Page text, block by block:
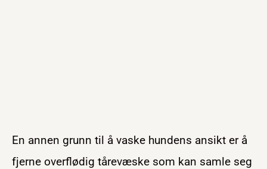
En annen grunn til å vaske hundens ansikt er å
fjerne overflødig tårevæske som kan samle seg